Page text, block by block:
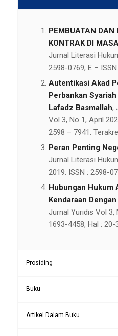
PEMBUATAN DAN
KONTRAK DI
Jurnal Literasi
2598-0769, E –
Autentikasi Akad
Perbankan
Lafadz Basmallah,
Vol 3, No 1, April
2598 – 7941.
Peran Penting
Jurnal Literasi
2019. ISSN : 2598-
Hubungan Hukum
Kendaraan
Jurnal Yuridis Vol 3,
1693-4458, Hal : 20-
Prosiding
Buku
Artikel Dalam Buku